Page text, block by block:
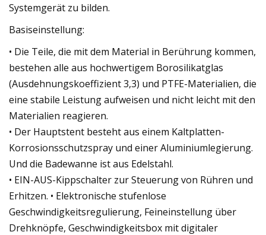
Systemgerät zu bilden.
Basiseinstellung:
• Die Teile, die mit dem Material in Berührung kommen,
bestehen alle aus hochwertigem Borosilikatglas
(Ausdehnungskoeffizient 3,3) und PTFE-Materialien, die
eine stabile Leistung aufweisen und nicht leicht mit den
Materialien reagieren.
• Der Hauptstent besteht aus einem Kaltplatten-
Korrosionsschutzspray und einer Aluminiumlegierung.
Und die Badewanne ist aus Edelstahl.
• EIN-AUS-Kippschalter zur Steuerung von Rühren und
Erhitzen. • Elektronische stufenlose
Geschwindigkeitsregulierung, Feineinstellung über
Drehknöpfe, Geschwindigkeitsbox mit digitaler